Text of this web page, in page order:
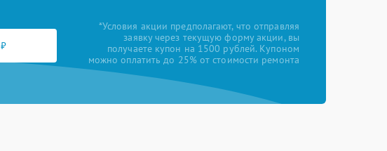
*Условия акции предполагают, что отправляя
заявку через текущую форму акции, вы
получаете купон на 1500 рублей. Купоном
можно оплатить до 25% от стоимости ремонта